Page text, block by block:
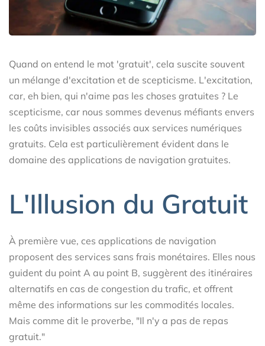
Quand on entend le mot 'gratuit', cela suscite souvent
un mélange d'excitation et de scepticisme. L'excitation,
car, eh bien, qui n'aime pas les choses gratuites ? Le
scepticisme, car nous sommes devenus méfiants envers
les coûts invisibles associés aux services numériques
gratuits. Cela est particulièrement évident dans le
domaine des applications de navigation gratuites.
L'Illusion du Gratuit
À première vue, ces applications de navigation
proposent des services sans frais monétaires. Elles nous
guident du point A au point B, suggèrent des itinéraires
alternatifs en cas de congestion du trafic, et offrent
même des informations sur les commodités locales.
Mais comme dit le proverbe, "Il n'y a pas de repas
gratuit."